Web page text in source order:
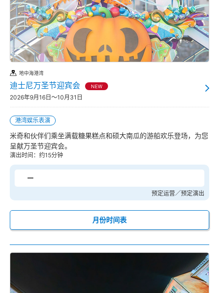
地中海港湾
迪士尼万圣节迎宾会 NEW
2026年9月16日～10月31日
港湾娱乐表演
米奇和伙伴们乘坐满载糖果糕点和硕大南瓜的游船欢乐登场，为您
呈献万圣节迎宾会。
演出时间：约15分钟
ー
预定运营／预定演出
月份时间表